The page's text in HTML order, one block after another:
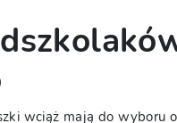
wciąż mają do